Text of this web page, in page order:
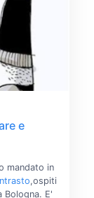
e
mandato in
,ospiti
Bologna. E'